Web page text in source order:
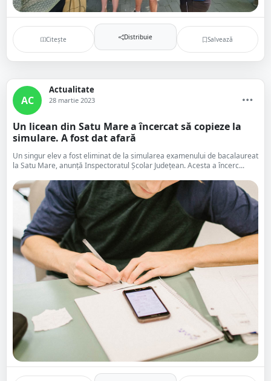
Citește Distribuie Salvează
AC
Actualitate
28 martie 2023
Un licean din Satu Mare a încercat să copieze la
simulare. A fost dat afară
Un singur elev a fost eliminat de la simularea examenului de bacalaureat
la Satu Mare, anunță Inspectoratul Școlar Județean. Acesta a încerc...